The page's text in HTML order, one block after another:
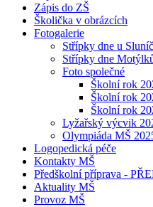
Zápis do ZŠ
Školička v obrázcích
Fotogalerie
Střípky dne u
Střípky dne
Foto společné
Školní rok
Školní rok
Školní rok
Lyžařský výcvik
Olympiáda MŠ
Logopedická péče
Kontakty MŠ
Předškolní příprava -
Aktuality MŠ
Provoz MŠ